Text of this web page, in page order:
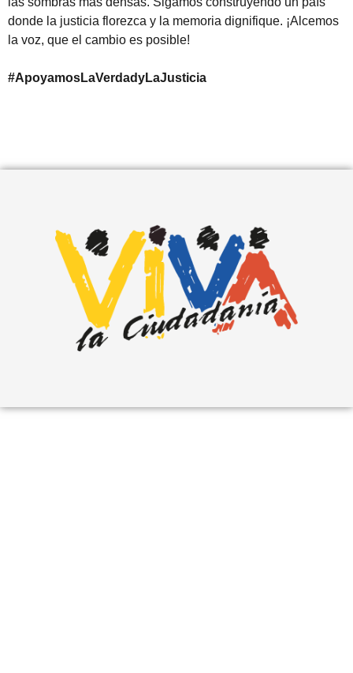
donde la justicia florezca y la memoria dignifique. ¡Alcemos
la voz, que el cambio es posible!
#ApoyamosLaVerdadyLaJusticia